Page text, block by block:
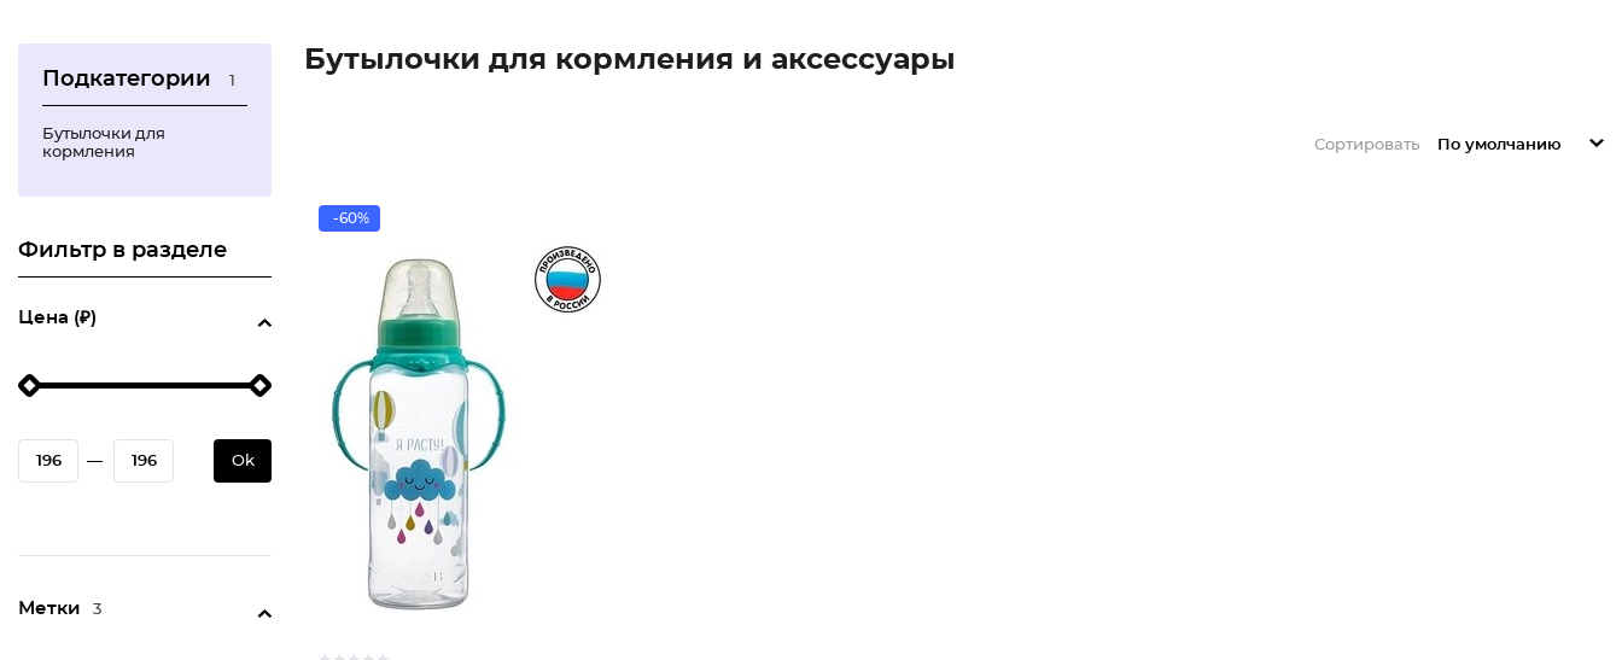
Подкатегории 1
Бутылочки для
кормления
Фильтр в разделе
Цена (₽)
— Ok
Метки 3
Бутылочки для кормления и аксессуары
Сортировать По умолчанию
-60%